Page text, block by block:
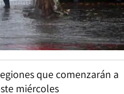
que comenzarán a
miércoles